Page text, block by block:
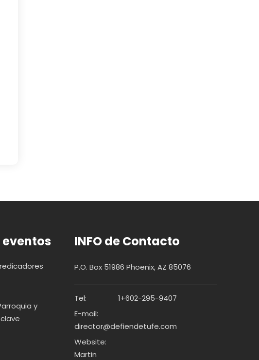
y
INFO de Contacto
P.O. Box 51986 Phoenix, AZ 85076
Tel:
1+602-295-9407
E-mail:
director@defiendetufe.com
Website:
Martin